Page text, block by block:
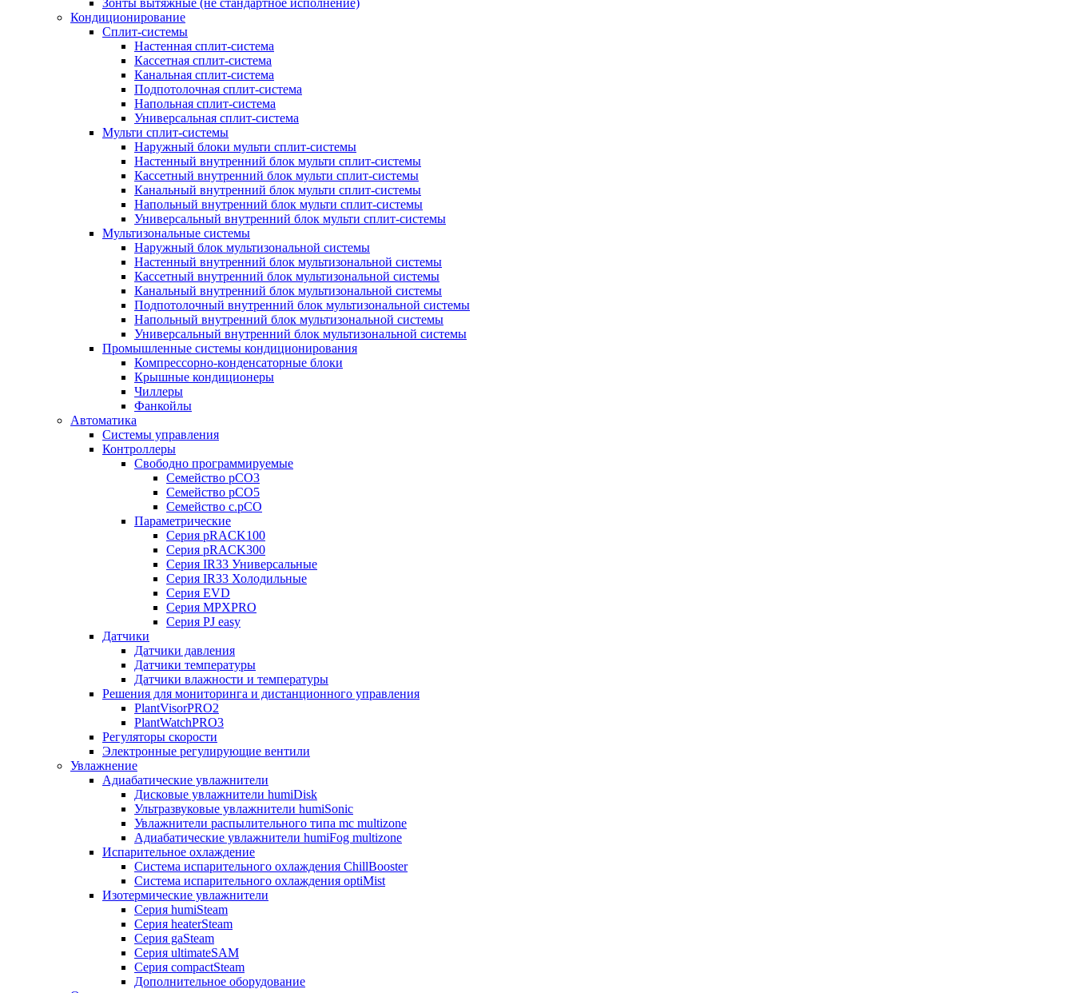
Зонты вытяжные (не стандартное исполнение)
Кондиционирование
Сплит-системы
Настенная сплит-система
Кассетная сплит-система
Канальная сплит-система
Подпотолочная сплит-система
Напольная сплит-система
Универсальная сплит-система
Мульти сплит-системы
Наружный блоки мульти сплит-системы
Настенный внутренний блок мульти сплит-системы
Кассетный внутренний блок мульти сплит-системы
Канальный внутренний блок мульти сплит-системы
Напольный внутренний блок мульти сплит-системы
Универсальный внутренний блок мульти сплит-системы
Мультизональные системы
Наружный блок мультизональной системы
Настенный внутренний блок мультизональной системы
Кассетный внутренний блок мультизональной системы
Канальный внутренний блок мультизональной системы
Подпотолочный внутренний блок мультизональной системы
Напольный внутренний блок мультизональной системы
Универсальный внутренний блок мультизональной системы
Промышленные системы кондиционирования
Компрессорно-конденсаторные блоки
Крышные кондиционеры
Чиллеры
Фанкойлы
Автоматика
Системы управления
Контроллеры
Свободно программируемые
Семейство pCO3
Семейство pCO5
Семейство c.pCO
Параметрические
Серия pRACK100
Серия pRACK300
Серия IR33 Универсальные
Серия IR33 Холодильные
Серия EVD
Серия MPXPRO
Серия PJ easy
Датчики
Датчики давления
Датчики температуры
Датчики влажности и температуры
Решения для мониторинга и дистанционного управления
PlantVisorPRO2
PlantWatchPRO3
Регуляторы скорости
Электронные регулирующие вентили
Увлажнение
Адиабатические увлажнители
Дисковые увлажнители humiDisk
Ультразвуковые увлажнители humiSonic
Увлажнители распылительного типа mc multizone
Адиабатические увлажнители humiFog multizone
Испарительное охлаждение
Система испарительного охлаждения ChillBooster
Система испарительного охлаждения optiMist
Изотермические увлажнители
Серия humiSteam
Серия heaterSteam
Серия gaSteam
Серия ultimateSAM
Серия compactSteam
Дополнительное оборудование